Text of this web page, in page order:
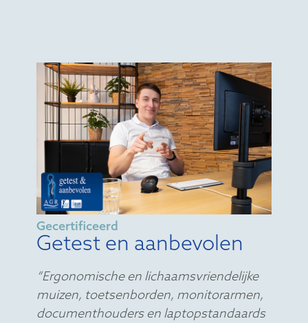
Gecertificeerd
Getest en aanbevolen
“Ergonomische en lichaamsvriendelijke
muizen, toetsenborden, monitorarmen,
documenthouders en laptopstandaards